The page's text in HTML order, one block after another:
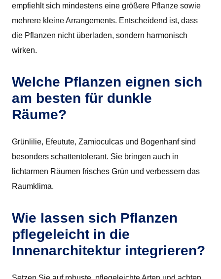
empfiehlt sich mindestens eine größere Pflanze sowie
mehrere kleine Arrangements. Entscheidend ist, dass
die Pflanzen nicht überladen, sondern harmonisch
wirken.
Welche Pflanzen eignen sich
am besten für dunkle
Räume?
Grünlilie, Efeutute, Zamioculcas und Bogenhanf sind
besonders schattentolerant. Sie bringen auch in
lichtarmen Räumen frisches Grün und verbessern das
Raumklima.
Wie lassen sich Pflanzen
pflegeleicht in die
Innenarchitektur integrieren?